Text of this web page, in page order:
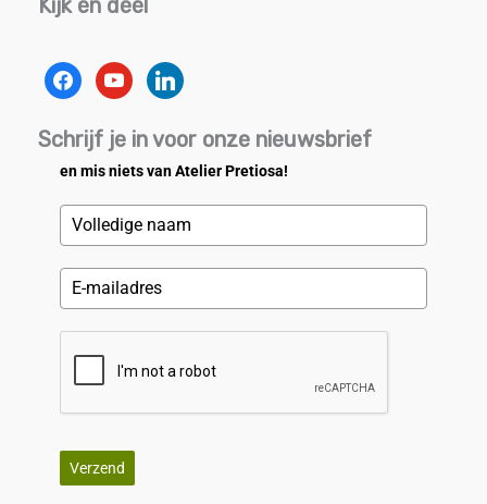
Kijk en deel
facebookyoutubelinkedin
Schrijf je in voor onze nieuwsbrief
en mis niets van Atelier Pretiosa!
Verzend